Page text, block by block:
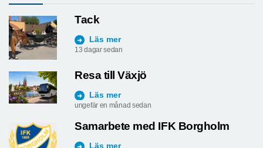
Tack
Läs mer
13 dagar sedan
Resa till Växjö
Läs mer
ungefär en månad sedan
Samarbete med IFK Borgholm
Läs mer